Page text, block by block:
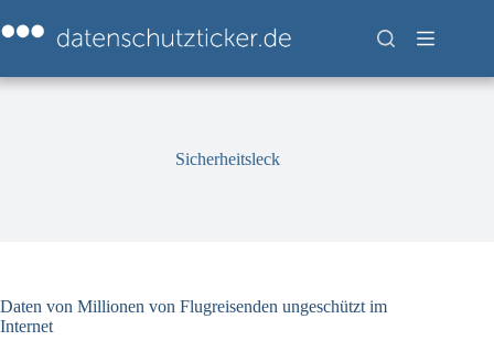
Inhalt
springen
Sicherheitsleck
Daten von Millionen von Flugreisenden ungeschützt im
Internet